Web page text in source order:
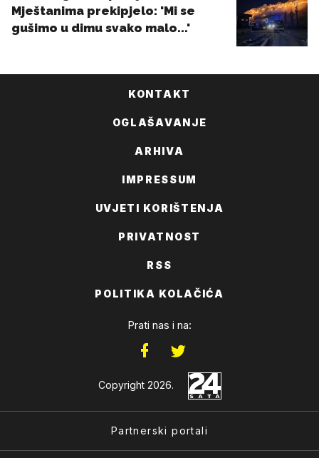
KONTAKT
OGLAŠAVANJE
ARHIVA
IMPRESSUM
UVJETI KORIŠTENJA
PRIVATNOST
RSS
POLITIKA KOLAČIĆA
Prati nas i na:
Copyright 2026.
Partnerski portali